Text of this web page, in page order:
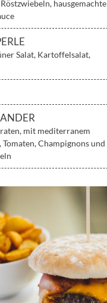
hausgemachte
Salat, Kartoffelsalat,
mit mediterranem
Tomaten, Champignons und